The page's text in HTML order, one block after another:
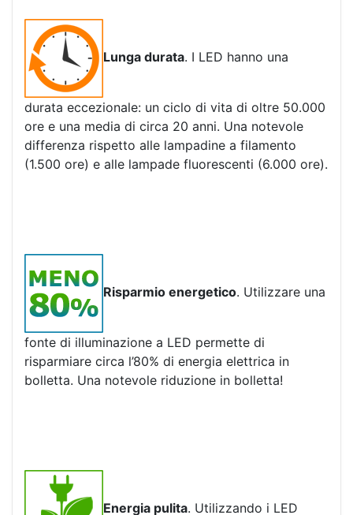
Lunga durata. I LED hanno una
durata eccezionale: un ciclo di vita di oltre 50.000
ore e una media di circa 20 anni. Una notevole
differenza rispetto alle lampadine a filamento
(1.500 ore) e alle lampade fluorescenti (6.000 ore).
Risparmio energetico. Utilizzare una
fonte di illuminazione a LED permette di
risparmiare circa l’80% di energia elettrica in
bolletta. Una notevole riduzione in bolletta!
Energia pulita. Utilizzando i LED